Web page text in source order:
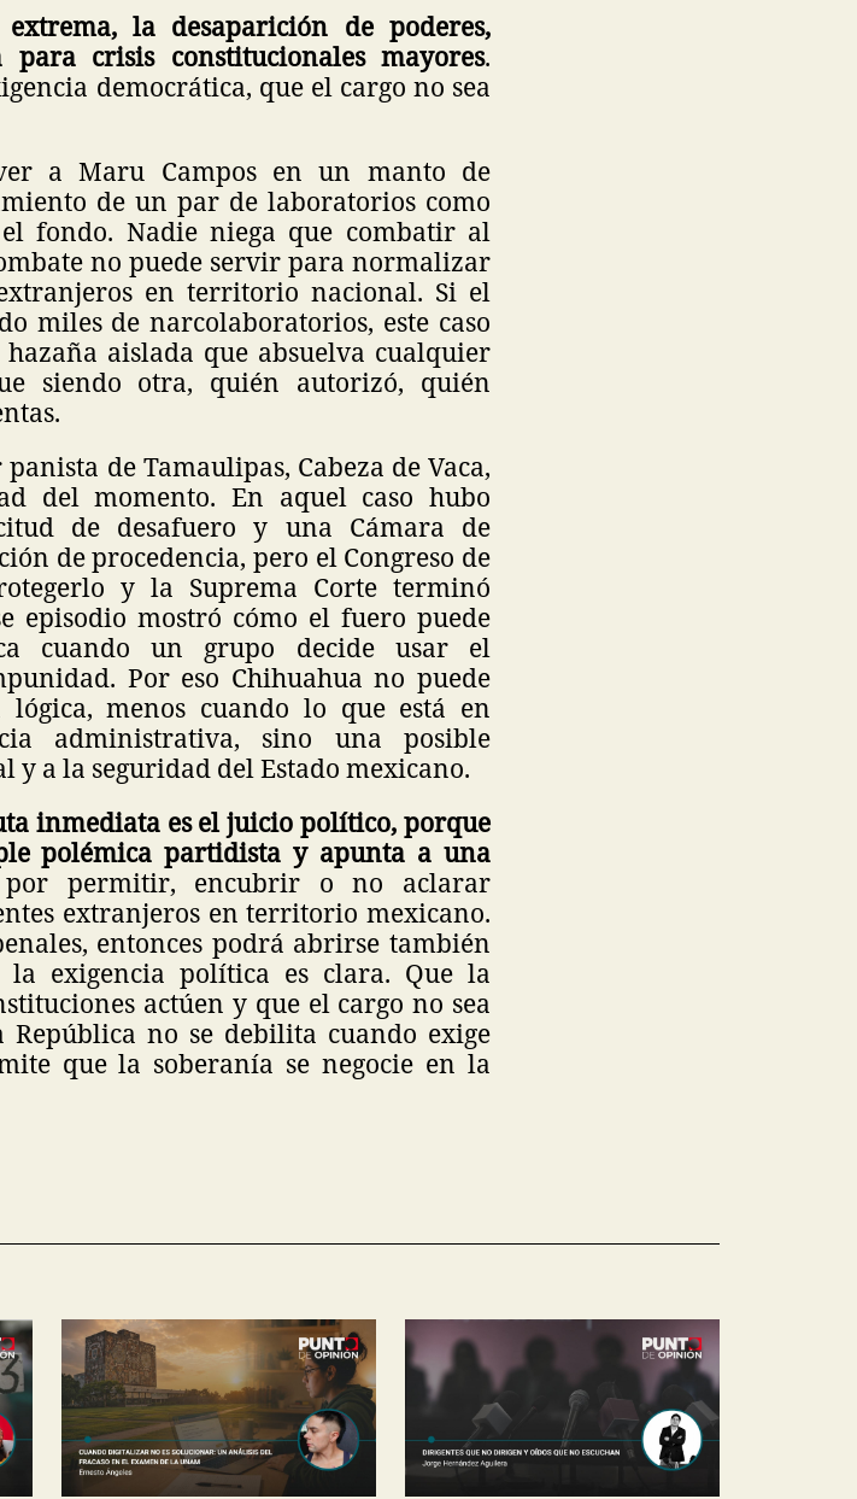
la desaparición de poderes,
crisis constitucionales mayores.
democrática, que el cargo no sea
a Maru Campos en un manto de
de un par de laboratorios como
fondo. Nadie niega que combatir al
no puede servir para normalizar
en territorio nacional. Si el
miles de narcolaboratorios, este caso
aislada que absuelva cualquier
siendo otra, quién autorizó, quién
de Tamaulipas, Cabeza de Vaca,
del momento. En aquel caso hubo
de desafuero y una Cámara de
de procedencia, pero el Congreso de
y la Suprema Corte terminó
episodio mostró cómo el fuero puede
cuando un grupo decide usar el
Por eso Chihuahua no puede
lógica, menos cuando lo que está en
administrativa, sino una posible
y a la seguridad del Estado mexicano.
inmediata es el juicio político, porque
polémica partidista y apunta a una
por permitir, encubrir o no aclarar
extranjeros en territorio mexicano.
entonces podrá abrirse también
exigencia política es clara. Que la
actúen y que el cargo no sea
República no se debilita cuando exige
que la soberanía se negocie en la